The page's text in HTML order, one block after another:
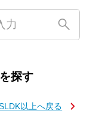
探す
以上へ戻る